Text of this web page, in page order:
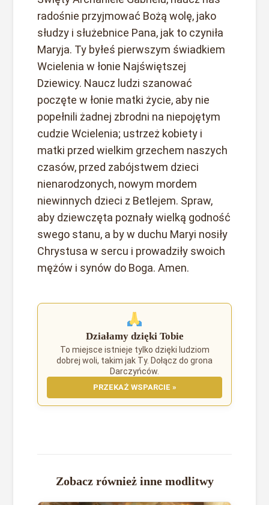
radośnie przyjmować Bożą wolę, jako
słudzy i służebnice Pana, jak to czyniła
Maryja. Ty byłeś pierwszym świadkiem
Wcielenia w łonie Najświętszej
Dziewicy. Naucz ludzi szanować
poczęte w łonie matki życie, aby nie
popełnili żadnej zbrodni na niepojętym
cudzie Wcielenia; ustrzeż kobiety i
matki przed wielkim grzechem naszych
czasów, przed zabójstwem dzieci
nienarodzonych, nowym mordem
niewinnych dzieci z Betlejem. Spraw,
aby dziewczęta poznały wielką godność
swego stanu, a by w duchu Maryi nosiły
Chrystusa w sercu i prowadziły swoich
mężów i synów do Boga. Amen.
Działamy dzięki Tobie
To miejsce istnieje tylko dzięki ludziom
dobrej woli, takim jak Ty. Dołącz do grona
Darczyńców.
PRZEKAŻ WSPARCIE »
Zobacz również inne modlitwy